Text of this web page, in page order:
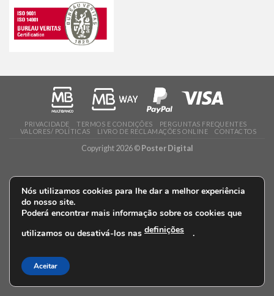
PRIVACIDADE TERMOS E CONDIÇÕES
PERGUNTAS FREQUENTES
VALORES/ POLÍTICAS
LIVRO DE RECLAMAÇÕES ONLINE CONTACTOS
Copyright 2026 ©Poster Digital
Nós utilizamos cookies para lhe dar a melhor experiência
do nosso site.
Poderá encontrar mais informação sobre os cookies que
utilizamos ou desativá-los nas definições .
Aceitar